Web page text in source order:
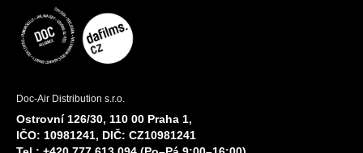
Doc-Air Distribution s.r.o.
Ostrovní 126/30, 110 00 Praha 1,
IČO: 10981241, DIČ: CZ10981241